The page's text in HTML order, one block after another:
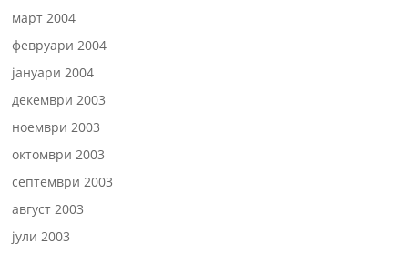
март 2004
февруари 2004
јануари 2004
декември 2003
ноември 2003
октомври 2003
септември 2003
август 2003
јули 2003